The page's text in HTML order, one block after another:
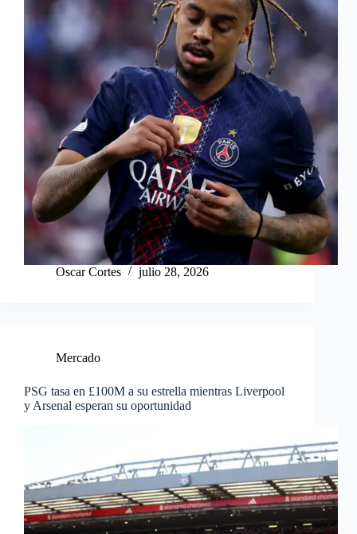
Oscar Cortes julio 28, 2026
Mercado
PSG tasa en £100M a su estrella mientras Liverpool
y Arsenal esperan su oportunidad